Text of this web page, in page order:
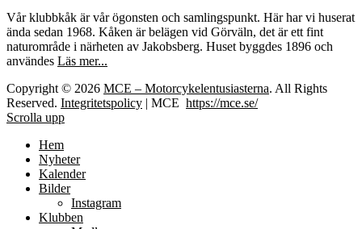
Vår klubbkåk är vår ögonsten och samlingspunkt. Här har vi huserat
ända sedan 1968. Kåken är belägen vid Görväln, det är ett fint
naturområde i närheten av Jakobsberg. Huset byggdes 1896 och
användes Läs mer...
Copyright © 2026 MCE – Motorcykelentusiasterna. All Rights
Reserved. Integritetspolicy | MCE https://mce.se/
Scrolla upp
Hem
Nyheter
Kalender
Bilder
Instagram
Klubben